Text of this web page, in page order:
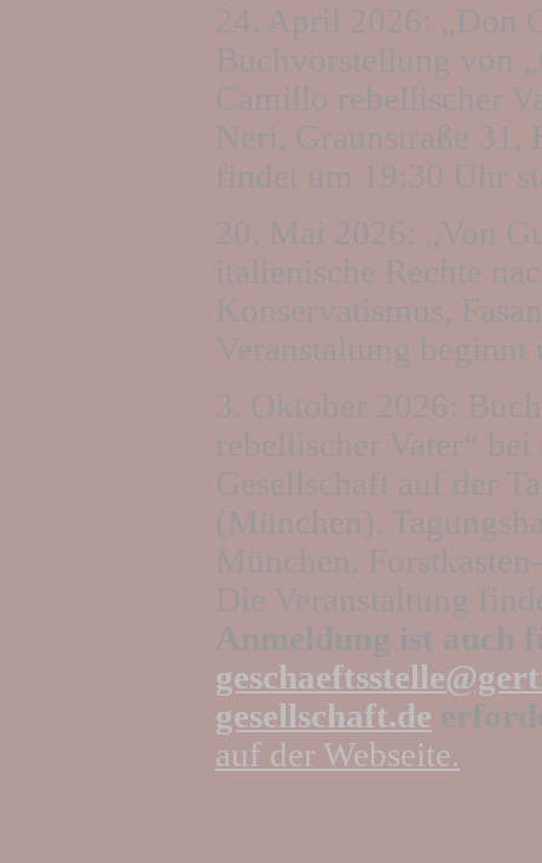
24. April 2026: „Don
Buchvorstellung von
Camillo rebellischer
Neri, Graunstraße 31,
findet um 19:30 Uhr
20. Mai 2026: „Von
italienische Rechte
Konservatismus,
Veranstaltung beginnt
3. Oktober 2026:
rebellischer Vater“
Gesellschaft auf der
(München).
München,
Die Veranstaltung
Anmeldung ist auch
gesellschaft.de
auf der Webseite.